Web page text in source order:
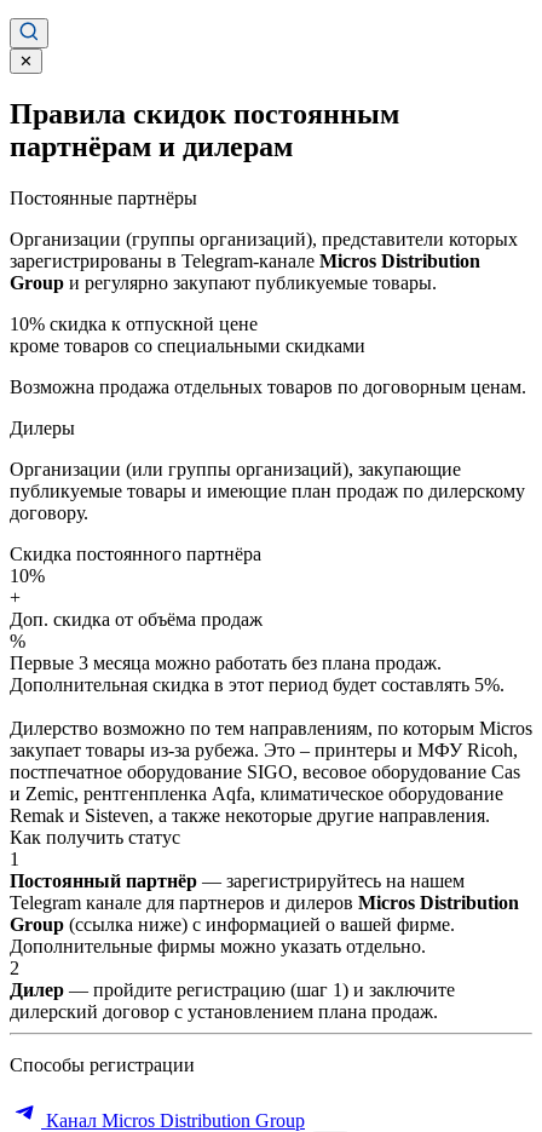
✕
Правила скидок постоянным
партнёрам и дилерам
Постоянные партнёры
Организации (группы организаций), представители которых
зарегистрированы в Telegram-канале Micros Distribution
Group и регулярно закупают публикуемые товары.
10% скидка к отпускной цене
кроме товаров со специальными скидками
Возможна продажа отдельных товаров по договорным ценам.
Дилеры
Организации (или группы организаций), закупающие
публикуемые товары и имеющие план продаж по дилерскому
договору.
Скидка постоянного партнёра
10%
+
Доп. скидка от объёма продаж
%
Первые 3 месяца можно работать без плана продаж.
Дополнительная скидка в этот период будет составлять 5%.
Дилерство возможно по тем направлениям, по которым Micros
закупает товары из-за рубежа. Это – принтеры и МФУ Ricoh,
постпечатное оборудование SIGO, весовое оборудование Cas
и Zemic, рентгенпленка Aqfa, климатическое оборудование
Remak и Sisteven, а также некоторые другие направления.
Как получить статус
1
Постоянный партнёр — зарегистрируйтесь на нашем
Telegram канале для партнеров и дилеров Micros Distribution
Group (ссылка ниже) с информацией о вашей фирме.
Дополнительные фирмы можно указать отдельно.
2
Дилер — пройдите регистрацию (шаг 1) и заключите
дилерский договор с установлением плана продаж.
Способы регистрации
Канал Micros Distribution Group